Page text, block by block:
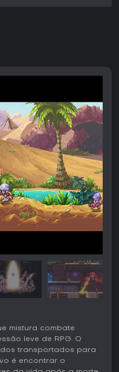
mistura combate
leve de RPG. O
transportados para
é encontrar o